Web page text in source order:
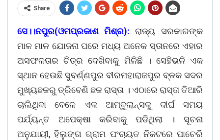
Share
ସେ।।ନପୁର(ଓମପ୍ରକାଶ ମିଶ୍ର): ରାଜ୍ୟ ସରକାରଙ୍କ
ମାଳ ମାଳ ଯୋଜନା ପରେ ମଧ୍ୟ ଅନେକ ସ୍ତାନରେ ଏହାର
ଅସଫଳତାର ଚିତ୍ର ଦେଖିବାକୁ ମିଳିଛି । ସେହିଭଳି ଏକ
ସ୍ଥାନ ହେଉଛି ସୁବର୍ଣ୍ଣପୁର ବୀରମହାରାଜପୁର ବ୍ଳକ ସଦର
ମୁଖ୍ୟଛକରୁ ତ୍ରିବେଣି ଛକ ରାସ୍ତା । ଏଠାରେ ରାସ୍ତା ତିଆରି
ଚାଲିଥିବା ବେଳେ ଏକ ଆମ୍ବୁଲାନ୍ସକୁ ଦୀର୍ଘ ସମୟ
ପର୍ଯ୍ୟନ୍ତ ଅପେକ୍ଷା କରିବାକୁ ପଡିଥିଲା । ସୂଚନା
ଅନୁଯାୟୀ, ହିଲୁଙ୍ଗ ଗ୍ରାମ ପଂଚାୟତ ନିକଟରେ ପାଚେରି